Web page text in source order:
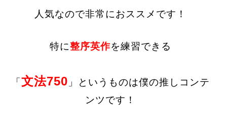
人気なので非常におススメです！
特に整序英作を練習できる
「文法750 」というものは僕の推しコンテ
ンツです！